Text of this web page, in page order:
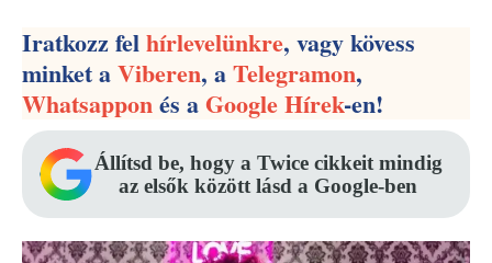
Iratkozz felhírlevelünkre, vagy kövess
minket aViberen, aTelegramon,
Whatsapponés aGoogle Hírek-en!
Állítsd be, hogy a Twice cikkeit mindig
az elsők között lásd a Google-ben